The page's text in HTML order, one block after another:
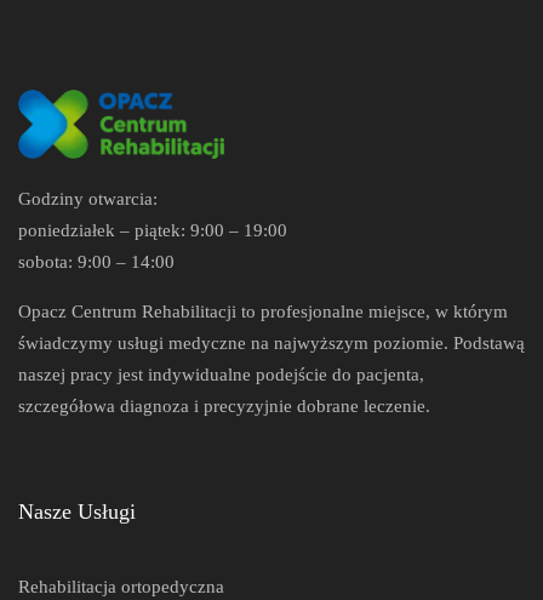
Godziny otwarcia:
poniedziałek – piątek: 9:00 – 19:00
sobota: 9:00 – 14:00
Opacz Centrum Rehabilitacji to profesjonalne miejsce, w którym
świadczymy usługi medyczne na najwyższym poziomie. Podstawą
naszej pracy jest indywidualne podejście do pacjenta,
szczegółowa diagnoza i precyzyjnie dobrane leczenie.
Nasze Usługi
Rehabilitacja ortopedyczna